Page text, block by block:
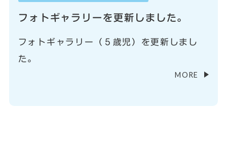
フォトギャラリーを更新しました。
フォトギャラリー（５歳児）を更新しまし
た。
MORE